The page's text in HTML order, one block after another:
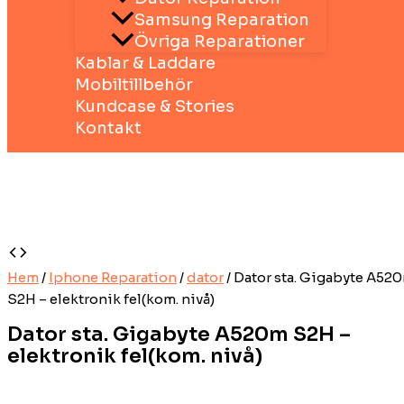
Samsung Reparation
Övriga Reparationer
Kablar & Laddare
Mobiltillbehör
Kundcase & Stories
Kontakt
Hem/ Iphone Reparation/dator/ Dator sta. Gigabyte
S2H – elektronik fel(kom. nivå)
Dator sta. Gigabyte A520m S2H –
elektronik fel(kom. nivå)